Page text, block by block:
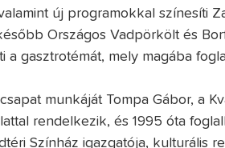
új programokkal színesíti
Országos Vadpörkölt és
a gasztrotémát, mely magába
munkáját Tompa Gábor, a
rendelkezik, és 1995 óta
Színház igazgatója, kulturális